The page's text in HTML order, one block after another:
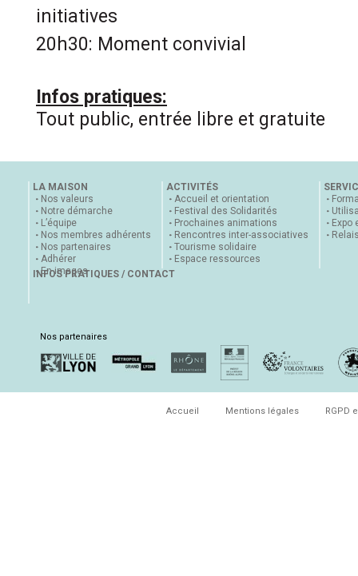
initiatives
20h30: Moment convivial
Infos pratiques:
Tout public, entrée libre et gratuite
LA MAISON
Nos valeurs
Notre démarche
L’équipe
Nos membres adhérents
Nos partenaires
Adhérer
En images
ACTIVITÉS
Accueil et orientation
Festival des Solidarités
Prochaines animations
Rencontres inter-associatives
Tourisme solidaire
Espace ressources
Expo
INFOS PRATIQUES / CONTACT
Nos partenaires
Accueil Mentions légales RGPD